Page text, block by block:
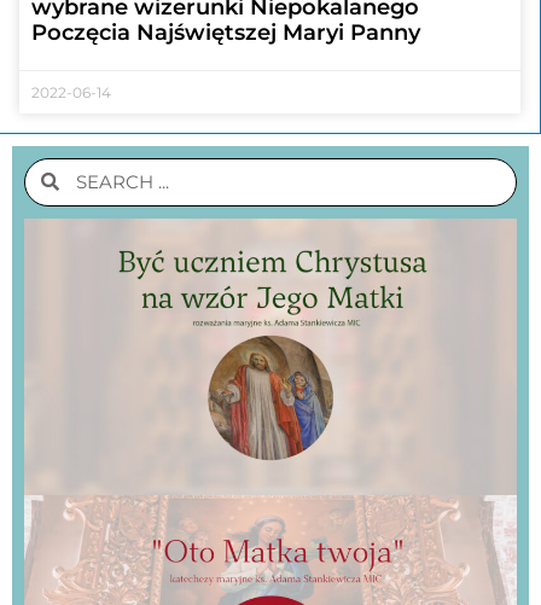
wybrane wizerunki Niepokalanego
Poczęcia Najświętszej Maryi Panny
2022-06-14